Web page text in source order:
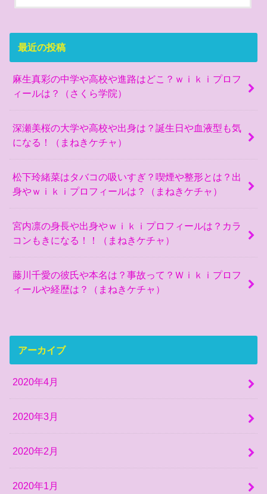
最近の投稿
麻生真彩の中学や高校や進路はどこ？ｗｉｋｉプロフ
ィールは？（さくら学院）
深瀬美桜の大学や高校や出身は？誕生日や血液型も気
になる！（まねきケチャ）
松下玲緒菜はタバコの吸いすぎ？喫煙や整形とは？出
身やｗｉｋｉプロフィールは？（まねきケチャ）
宮内凛の身長や出身やｗｉｋｉプロフィールは？カラ
コンもきになる！！（まねきケチャ）
藤川千愛の彼氏や本名は？事故って？Ｗｉｋｉプロフ
ィールや経歴は？（まねきケチャ）
アーカイブ
2020年4月
2020年3月
2020年2月
2020年1月